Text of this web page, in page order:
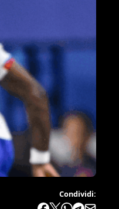
Condividi: